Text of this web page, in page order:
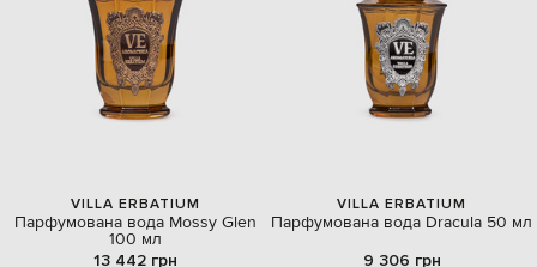
VILLA ERBATIUM
Парфумована вода Mossy Glen
100 мл
13 442 грн
VILLA ERBATIUM
Парфумована вода Dracula 50 мл
9 306 грн